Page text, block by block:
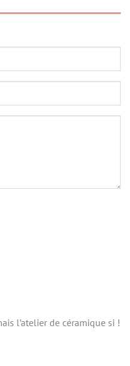
l’atelier de céramique si !